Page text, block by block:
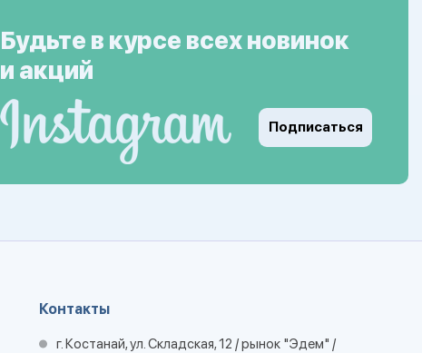
Будьте в курсе всех новинок
и акций
Подписаться
Контакты
г. Костанай, ул. Складская, 12 / рынок "Эдем" /